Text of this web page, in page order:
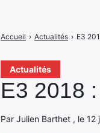
Actualités
E3 2018
Par Julien Barthet , le
Accueil › Actualités › E3